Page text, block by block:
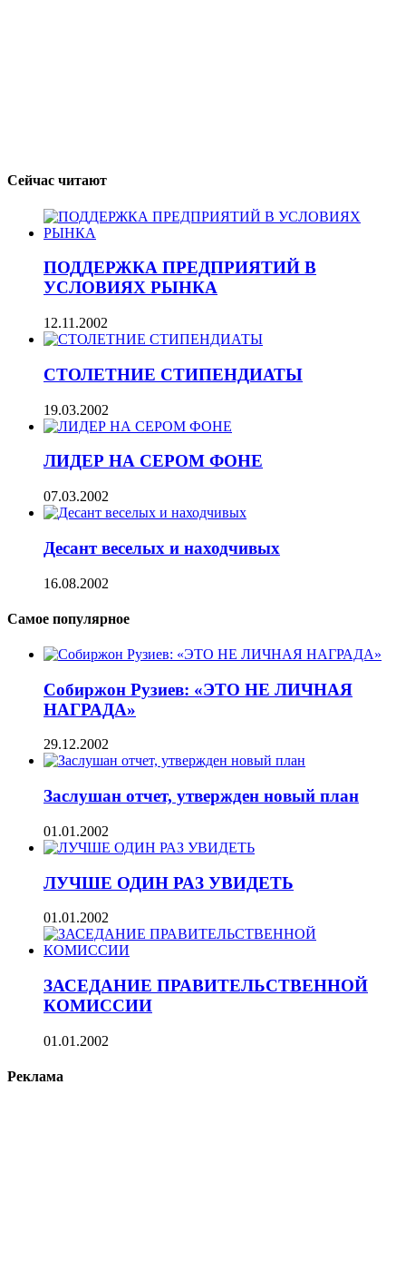
Сейчас читают
ПОДДЕРЖКА ПРЕДПРИЯТИЙ В
УСЛОВИЯХ РЫНКА
12.11.2002
СТОЛЕТНИЕ СТИПЕНДИАТЫ
19.03.2002
ЛИДЕР НА СЕРОМ ФОНЕ
07.03.2002
Десант веселых и находчивых
16.08.2002
Самое популярное
Собиржон Рузиев: «ЭТО НЕ ЛИЧНАЯ
НАГРАДА»
29.12.2002
Заслушан отчет, утвержден новый план
01.01.2002
ЛУЧШЕ ОДИН РАЗ УВИДЕТЬ
01.01.2002
ЗАСЕДАНИЕ ПРАВИТЕЛЬСТВЕННОЙ
КОМИССИИ
01.01.2002
Реклама